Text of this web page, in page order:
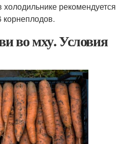
рекомендуется
корнеплодов.
во мху. Условия